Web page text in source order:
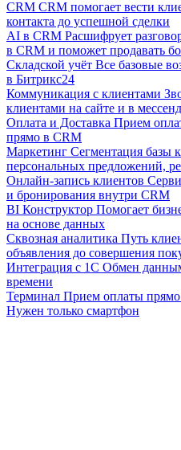
CRM CRM помогает вести
контакта до успешной сделки
AI в CRM Расшифрует
в CRM и поможет продавать
Складской учёт Все базовые
в Битрикс24
Коммуникация с клиентами
клиентами на сайте и в
Оплата и Доставка Прием
прямо в CRM
Маркетинг Сегментация базы
персональных предложений,
Онлайн-запись клиентов
и бронирования внутри CRM
BI Конструктор Помогает
на основе данных
Сквозная аналитика Путь
объявления до совершения
Интеграция с 1С Обмен
времени
Терминал Прием оплаты
Нужен только смартфон